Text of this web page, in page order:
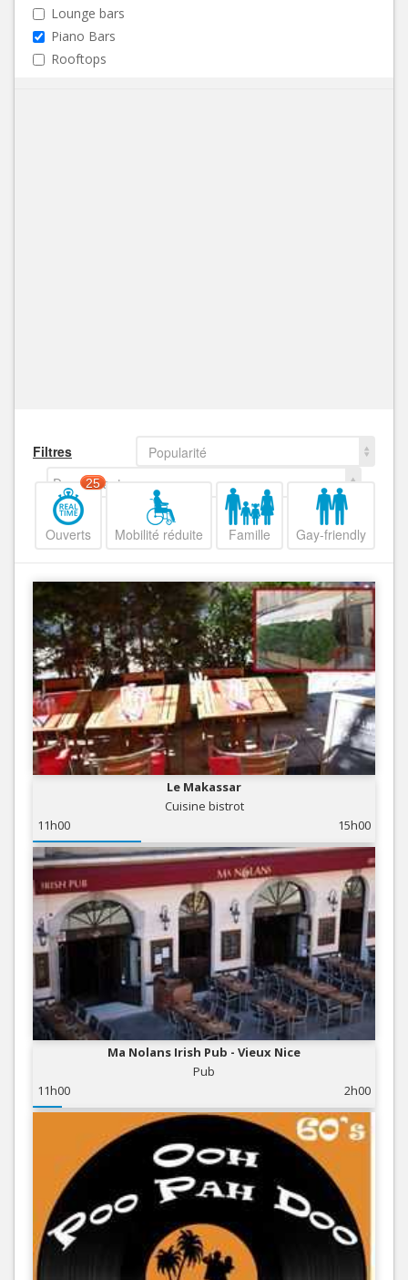
Lounge bars
Piano Bars
Rooftops
Filtres
Popularité
Decroissant
Ouverts
25
Mobilité réduite Famille Gay-friendly
Le Makassar
Cuisine bistrot
11h00
15h00
Ma Nolans Irish Pub - Vieux Nice
Pub
11h00
2h00